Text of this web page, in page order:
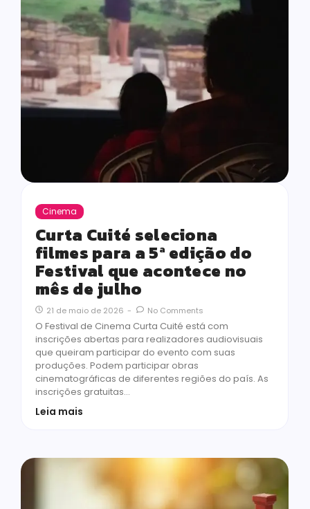
Cinema
Curta Cuité seleciona
filmes para a 5ª edição do
Festival que acontece no
mês de julho
21 de maio de 2026 - No Comments
O Festival de Cinema Curta Cuité está com
inscrições abertas para realizadores audiovisuais
que queiram participar do evento com suas
produções. Podem participar obras
cinematográficas de diferentes regiões do país. As
inscrições gratuitas…
Leia mais